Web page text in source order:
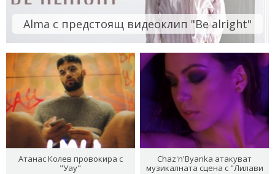
Alma с предстоящ видеоклип "Be alright"
Атанас Колев провокира с
"Уау"
Chaz'n'Byanka атакуват
музикалната сцена с "Лилави